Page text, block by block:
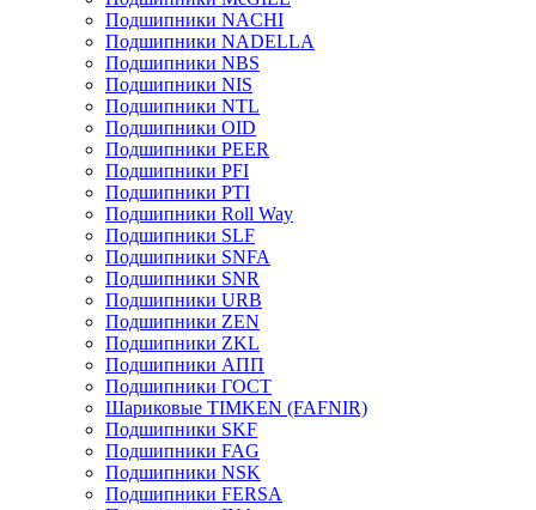
Подшипники NACHI
Подшипники NADELLA
Подшипники NBS
Подшипники NIS
Подшипники NTL
Подшипники OID
Подшипники PEER
Подшипники PFI
Подшипники PTI
Подшипники Roll Way
Подшипники SLF
Подшипники SNFA
Подшипники SNR
Подшипники URB
Подшипники ZEN
Подшипники ZKL
Подшипники АПП
Подшипники ГОСТ
Шариковые ТІMKEN (FAFNIR)
Подшипники SKF
Подшипники FAG
Подшипники NSK
Подшипники FERSA